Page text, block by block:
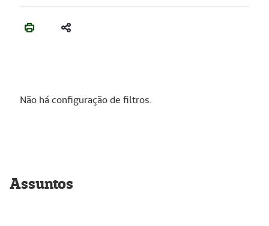
Não há configuração de filtros.
Assuntos